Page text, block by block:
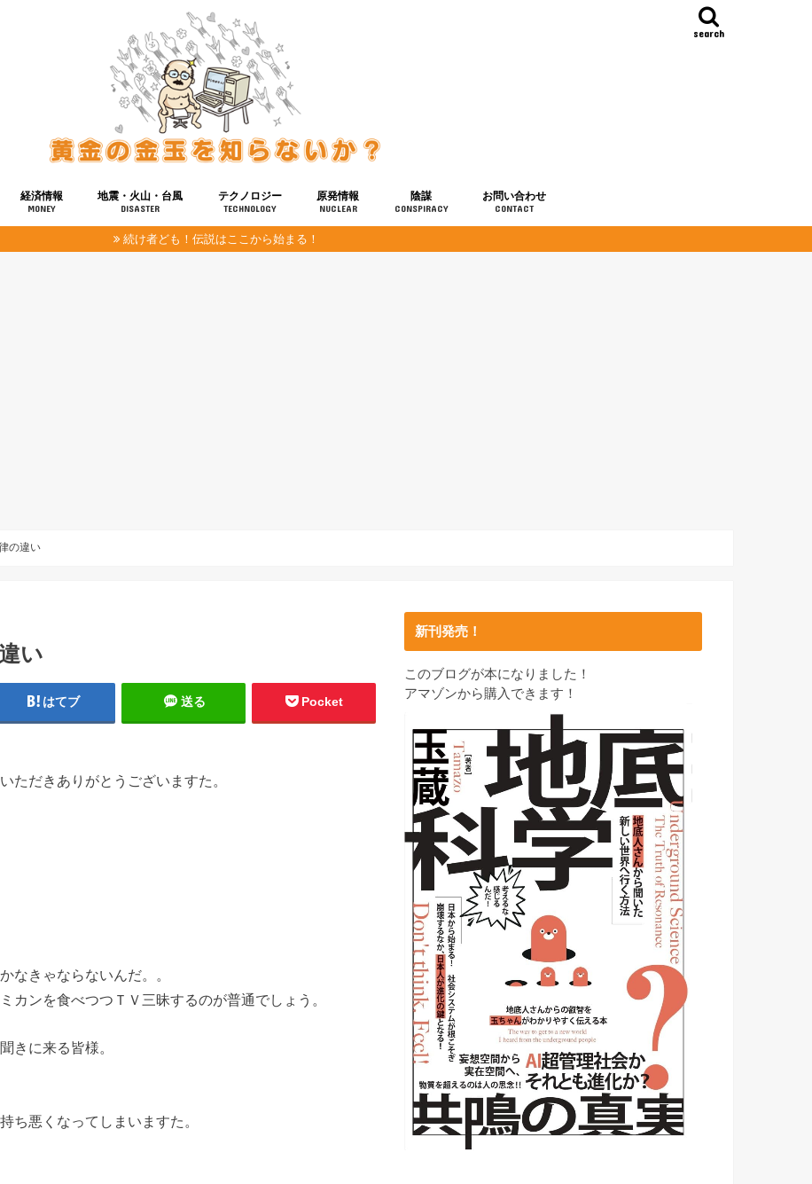
search
経済情報
MONEY
地震・火山・台風
DISASTER
テクノロジー
TECHNOLOGY
健康
宇宙
原発情報
NUCLEAR
陰謀
CONSPIRACY
お問い合わせ
CONTACT
続け者ども！伝説はここから始まる！
の違い
い
はてブ 送る Pocket
ただきありがとうございますた。
なきゃならないんだ。。
カンを食べつつＴＶ三昧するのが普通でしょう。
きに来る皆様。
ち悪くなってしまいますた。
新刊発売！
このブログが本になりました！
アマゾンから購入できます！